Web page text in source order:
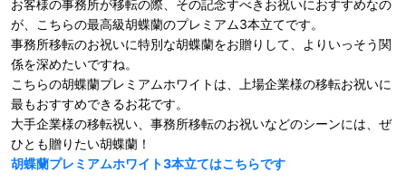
お客様の事務所が移転の際、その記念すべきお祝いにおすすめなの
が、こちらの最高級胡蝶蘭のプレミアム3本立てです。
事務所移転のお祝いに特別な胡蝶蘭をお贈りして、よりいっそう関
係を深めたいですね。
こちらの胡蝶蘭プレミアムホワイトは、上場企業様の移転お祝いに
最もおすすめできるお花です。
大手企業様の移転祝い、事務所移転のお祝いなどのシーンには、ぜ
ひとも贈りたい胡蝶蘭！
胡蝶蘭プレミアムホワイト3本立てはこちらです